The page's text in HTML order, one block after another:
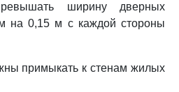
ширину дверных
на 0,15 м с каждой стороны
примыкать к стенам жилых